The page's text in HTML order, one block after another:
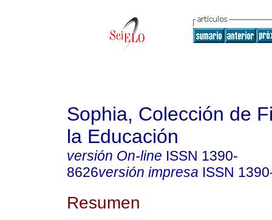
Sophia, Colección de
la Educación
versión On-line ISSN 1390-
8626versión impresa ISSN
Resumen